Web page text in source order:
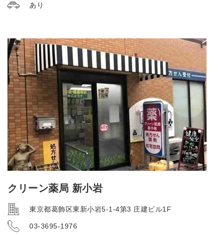
あり
クリーン薬局 新小岩
東京都葛飾区東新小岩5-1-4第3 庄建ビル1F
03-3695-1976